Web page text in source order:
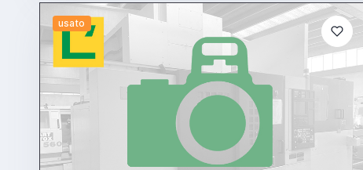
usato